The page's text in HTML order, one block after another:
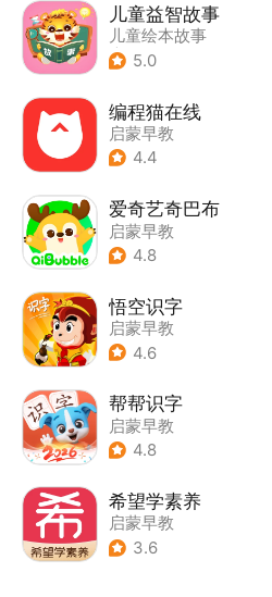
儿童益智故事
儿童绘本故事
| 启蒙早教
5.0
编程猫在线
启蒙早教
4.4
爱奇艺奇巴布
启蒙早教
4.8
悟空识字
启蒙早教
4.6
帮帮识字
启蒙早教
4.8
希望学素养
启蒙早教
3.6